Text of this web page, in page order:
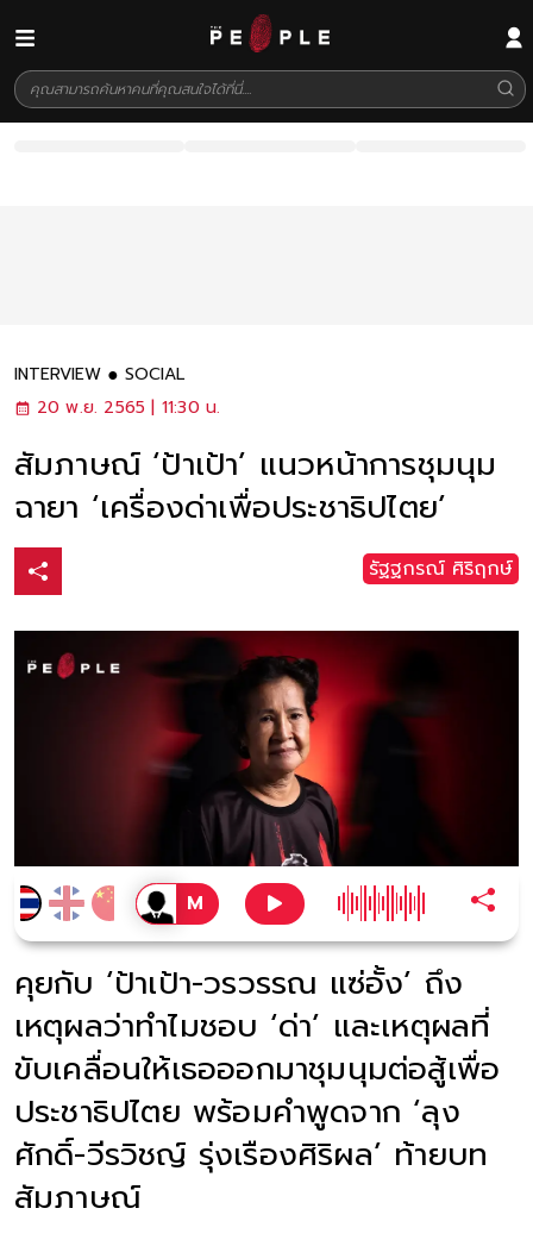
INTERVIEW
SOCIAL
20 พ.ย. 2565 | 11:30 น.
สัมภาษณ์ ‘ป้าเป้า’ แนวหน้าการชุมนุม
ฉายา ‘เครื่องด่าเพื่อประชาธิปไตย’
รัฐฐกรณ์ ศิริฤกษ์
คุยกับ ‘ป้าเป้า-วรวรรณ แซ่อั้ง’ ถึง
เหตุผลว่าทำไมชอบ ‘ด่า’ และเหตุผลที่
ขับเคลื่อนให้เธอออกมาชุมนุมต่อสู้เพื่อ
ประชาธิปไตย พร้อมคำพูดจาก ‘ลุง
ศักดิ์-วีรวิชญ์ รุ่งเรืองศิริผล’ ท้ายบท
สัมภาษณ์